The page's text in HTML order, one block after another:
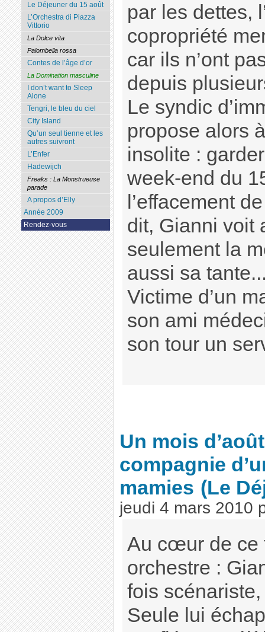
par les dettes,
copropriété
car ils n’ont
depuis
Le syndic
propose alors
insolite :
week-end du
l’effacement
dit, Gianni voit
seulement la
aussi sa
Victime d’un
son ami
son tour un
Un mois
compagnie
mamies (Le
jeudi 4 mars 2010
Au cœur de ce
orchestre :
fois
Seule lui
Le Déjeuner du 15 août
L’Orchestra di Piazza
Vittorio
La Dolce vita
Palombella rossa
Contes de l’âge d’or
La Domination masculine
I don’t want to Sleep
Alone
Tengri, le bleu du ciel
City Island
Qu’un seul tienne et les
autres suivront
L’Enfer
Hadewijch
Freaks : La Monstrueuse
parade
A propos d’Elly
Année 2009
Rendez-vous